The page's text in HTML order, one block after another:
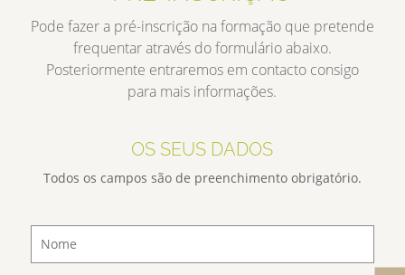
Pode fazer a pré-inscrição na formação que pretende
frequentar através do formulário abaixo.
Posteriormente entraremos em contacto consigo
para mais informações.
OS SEUS DADOS
Todos os campos são de preenchimento obrigatório.